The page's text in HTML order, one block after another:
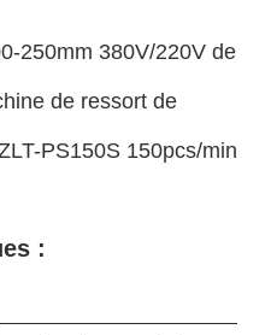
250mm 380V/220V de
de ressort de
PS150S 150pcs/min
: